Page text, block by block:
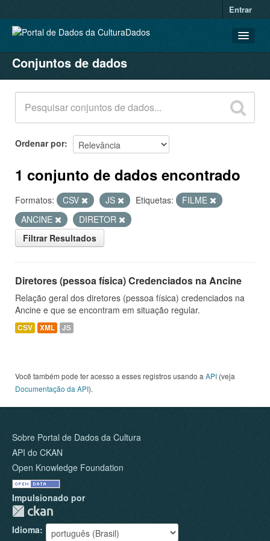
Entrar
CONJUNTOS DE DADOS
ORGANIZAÇÕES
GRUPOS
SOBRE
Conjuntos de dados
Ordenar por
1 conjunto de dados encontrado
Formatos: CSV JS Etiquetas:
FILME
ANCINE
DIRETOR
Filtrar Resultados
Diretores (pessoa física) Credenciados na Ancine
Relação geral dos diretores (pessoa física) credenciados na
Ancine e que se encontram em situação regular.
CSV XML JS
Você também pode ter acesso a esses registros usando a API (veja
Documentação da API).
Sobre Portal de Dados da Cultura
API do CKAN
Open Knowledge Foundation
Impulsionado por
Idioma